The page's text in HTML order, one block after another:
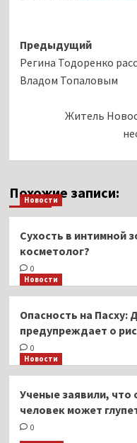
Навигация
записи
Предыдущий
Регина Тодоренко
Владом Топаловым
Житель
Похожие записи:
Новости
Сухость в интимной
косметолог?
0
Новости
Опасность на Пасху:
предупреждает о
0
Новости
Ученые заявили,
человек может
0